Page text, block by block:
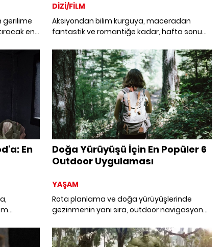
en
DİZİ/FİLM
Aksiyondan bilim kurguya, maceradan
fantastik ve romantiğe kadar, hafta sonu
En
film
Doğa Yürüyüşü İçin En Popüler 6
Outdoor Uygulaması
YAŞAM
Rota planlama ve doğa yürüyüşlerinde
gezinmenin yanı sıra, outdoor navigasyon
sorunsuz hale getirmek için harika
özelliklerle dolu. Yürüyüş botlarınızı